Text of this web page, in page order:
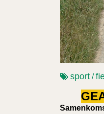
sport /